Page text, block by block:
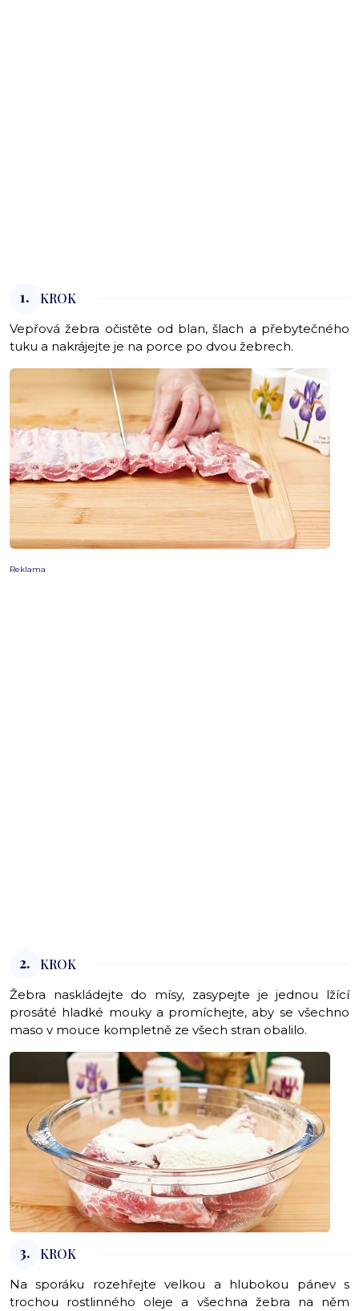
1. KROK
Vepřová žebra očistěte od blan, šlach a přebytečného
tuku a nakrájejte je na porce po dvou žebrech.
Reklama
2. KROK
Žebra naskládejte do mísy, zasypejte je jednou lžící
prosáté hladké mouky a promíchejte, aby se všechno
maso v mouce kompletně ze všech stran obalilo.
3. KROK
Na sporáku rozehřejte velkou a hlubokou pánev s
trochou rostlinného oleje a všechna žebra na něm